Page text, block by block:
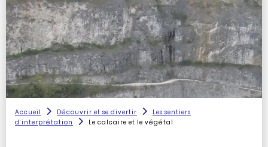
Accueil Découvrir et se divertir
Les sentiers
d’interprétation
Le calcaire et le végétal